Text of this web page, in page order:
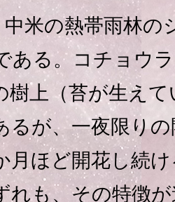
米の熱帯雨林の
ある。コチョウ
樹上（苔が生え
るが、一夜限り
月ほど開花し続
れも、その特徴